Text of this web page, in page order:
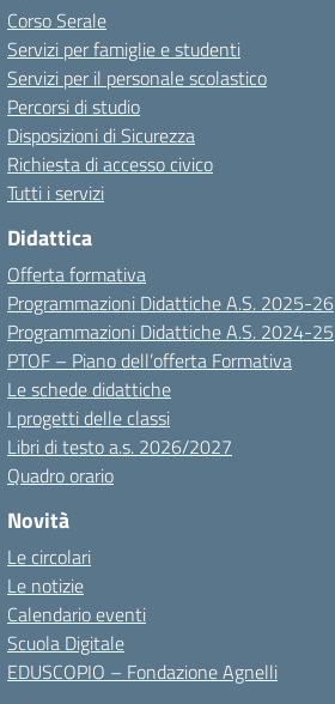
Corso Serale
Servizi per famiglie e studenti
Servizi per il personale scolastico
Percorsi di studio
Disposizioni di Sicurezza
Richiesta di accesso civico
Tutti i servizi
Didattica
Offerta formativa
Programmazioni Didattiche A.S. 2025-26
Programmazioni Didattiche A.S. 2024-25
PTOF – Piano dell’offerta Formativa
Le schede didattiche
I progetti delle classi
Libri di testo a.s. 2026/2027
Quadro orario
Novità
Le circolari
Le notizie
Calendario eventi
Scuola Digitale
EDUSCOPIO – Fondazione Agnelli